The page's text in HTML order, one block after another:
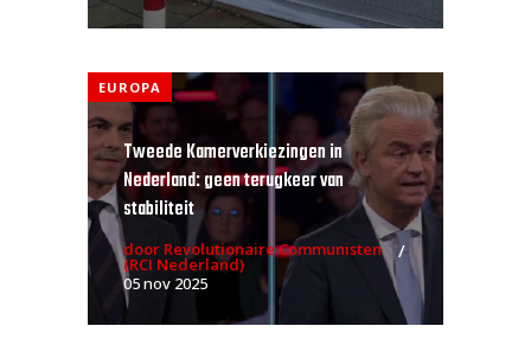
EUROPA
Tweede Kamerverkiezingen in
Nederland: geen terugkeer van
stabiliteit
door Revolutionaire Communisten
(RCI Nederland)
05 nov 2025